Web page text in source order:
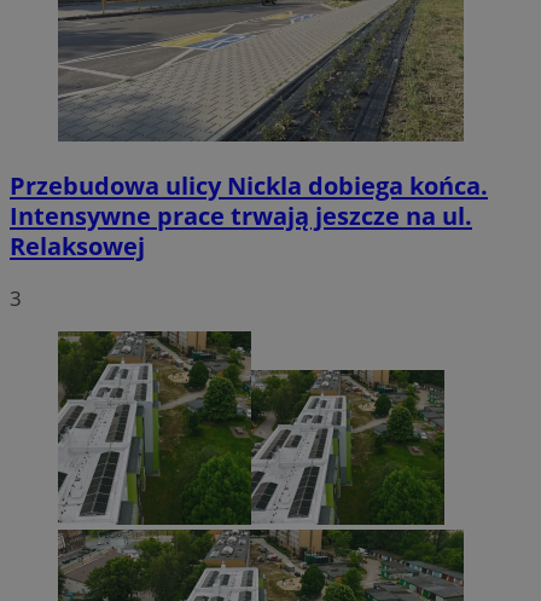
Przebudowa ulicy Nickla dobiega końca.
Intensywne prace trwają jeszcze na ul.
Relaksowej
3